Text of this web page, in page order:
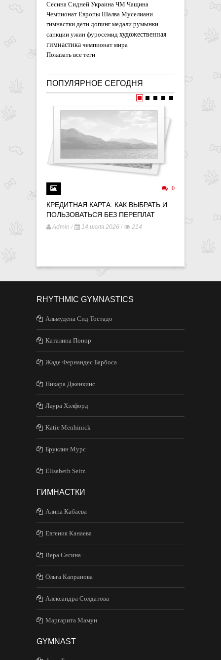
Сесина Сидней Украина ЧМ Чащина
Чемпионат Европы Шалва Муселиани
гимнастки дети допинг медали румынки
санкции ужин фуросемид художественная
гимнастика чемпионат мира
Показать все теги
ПОПУЛЯРНОЕ СЕГОДНЯ
0
КРЕДИТНАЯ КАРТА: КАК ВЫБРАТЬ И
ПОЛЬЗОВАТЬСЯ БЕЗ ПЕРЕПЛАТ
Admin / 14 июля 2026 / 214
RHYTHMIC GYMNASTICS
Альмудена Сид Тостадо
Каталина Понор
Жаде Фернандес Барбоса
Никара Дженкинс
Лаура Хэлфорд
Katie Menhinick
Бруклин Мурс
Elisabeth Seitz
ГИМНАСТКИ
Алина Кабаева
Евгения Канаева
Вера Сесина
Ольга Капранова
Александра Солдатова
Маргарита Мамун
GYMNAST